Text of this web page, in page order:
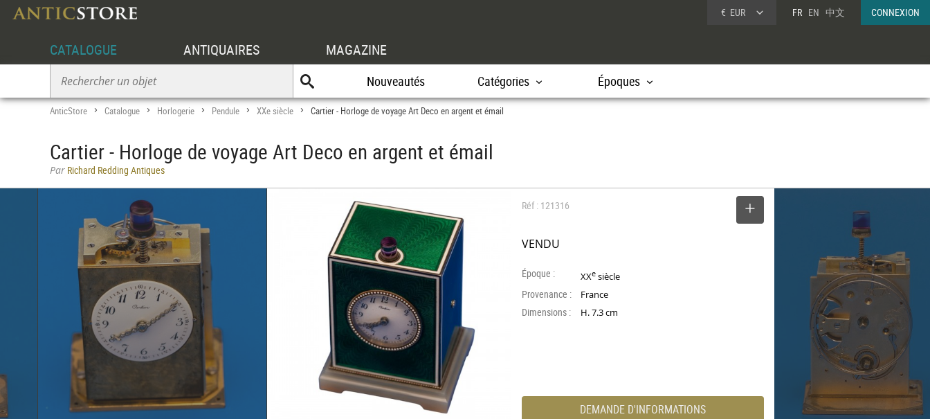
€ EUR FR EN 中文 CONNEXION
CATALOGUE ANTIQUAIRES MAGAZINE
Nouveautés Catégories Époques
AnticStore > Catalogue > Horlogerie > Pendule > XXe siècle > Cartier - Horloge de voyage Art Deco en argent et émail
Cartier - Horloge de voyage Art Deco en argent et émail
Par Richard Redding Antiques
Réf : 121316
VENDU
Époque : XXe siècle
Provenance : France
Dimensions : H. 7.3 cm
DEMANDE D'INFORMATIONS